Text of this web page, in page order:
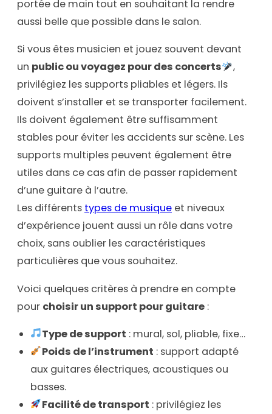
portée de main tout en souhaitant la rendre
aussi belle que possible dans le salon.
Si vous êtes musicien et jouez souvent devant
un public ou voyagez pour des concerts
,
privilégiez les supports pliables et légers. Ils
doivent s’installer et se transporter facilement.
Ils doivent également être suffisamment
stables pour éviter les accidents sur scène. Les
supports multiples peuvent également être
utiles dans ce cas afin de passer rapidement
d’une guitare à l’autre.
Les différents types de musique et niveaux
d’expérience jouent aussi un rôle dans votre
choix, sans oublier les caractéristiques
particulières que vous souhaitez.
Voici quelques critères à prendre en compte
pour choisir un support pour guitare :
Type de support : mural, sol, pliable, fixe…
Poids de l’instrument : support adapté
aux guitares électriques, acoustiques ou
basses.
Facilité de transport : privilégiez les